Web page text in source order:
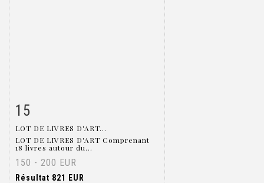
Fiche détaillée
15
LOT DE LIVRES D'ART...
LOT DE LIVRES D'ART Comprenant
18 livres autour du...
150 - 200 EUR
Résultat 821 EUR